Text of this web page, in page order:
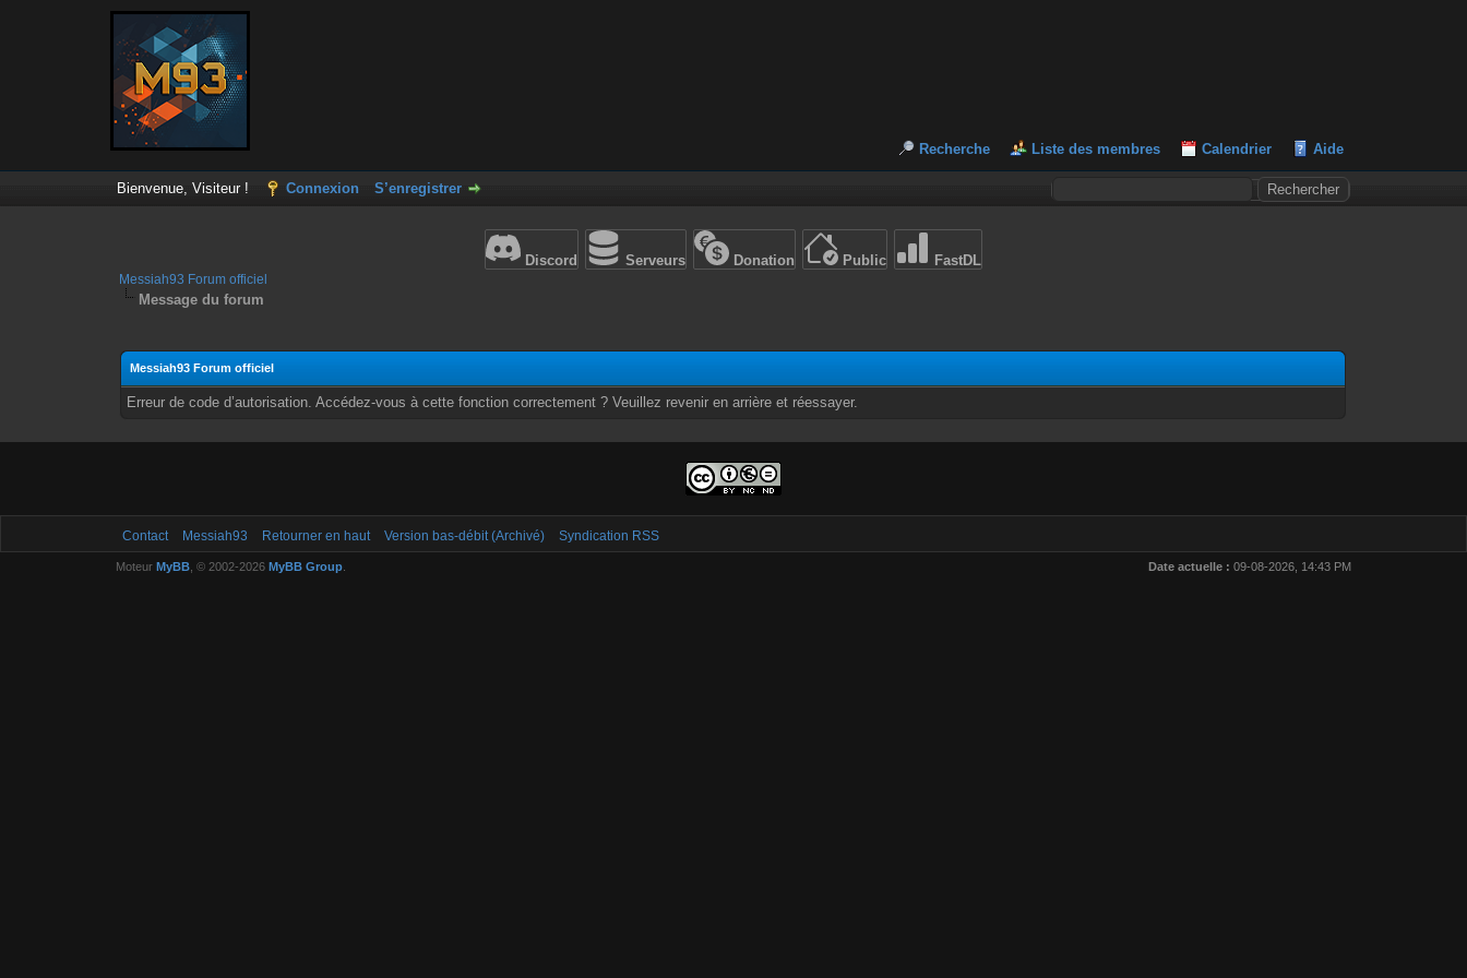
Recherche Liste des membres Calendrier Aide
Bienvenue, Visiteur ! Connexion S’enregistrer
Discord Serveurs Donation Public FastDL
Messiah93 Forum officiel
Message du forum
Messiah93 Forum officiel
Erreur de code d’autorisation. Accédez-vous à cette fonction correctement ? Veuillez revenir en arrière et réessayer.
Contact Messiah93 Retourner en haut Version bas-débit (Archivé) Syndication RSS
Date actuelle : 09-08-2026, 14:43 PM
Moteur MyBB, © 2002-2026 MyBB Group.